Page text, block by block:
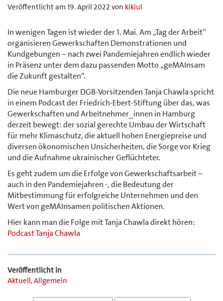
Veröffentlicht am 19. April 2022 von kikiul
In wenigen Tagen ist wieder der 1. Mai. Am „Tag der Arbeit“
organisieren Gewerkschaften Demonstrationen und
Kundgebungen – nach zwei Pandemiejahren endlich wieder
in Präsenz unter dem dazu passenden Motto „geMAInsam
die Zukunft gestalten“.
Die neue Hamburger DGB-Vorsitzenden Tanja Chawla spricht
in einem Podcast der Friedrich-Ebert-Stiftung über das, was
Gewerkschaften und Arbeitnehmer_innen in Hamburg
derzeit bewegt: der sozial gerechte Umbau der Wirtschaft
für mehr Klimaschutz, die aktuell hohen Energiepreise und
diversen ökonomischen Unsicherheiten, die Sorge vor Krieg
und die Aufnahme ukrainischer Geflüchteter.
Es geht zudem um die Erfolge von Gewerkschaftsarbeit –
auch in den Pandemiejahren -, die Bedeutung der
Mitbestimmung für erfolgreiche Unternehmen und den
Wert von geMAInsamen politischen Aktionen.
Hier kann man die Folge mit Tanja Chawla direkt hören:
Podcast Tanja Chawla
Veröffentlicht in
Aktuell,Allgemein